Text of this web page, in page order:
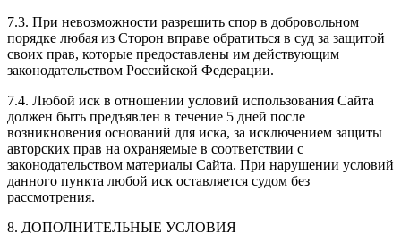
7.3. При невозможности разрешить спор в добровольном
порядке любая из Сторон вправе обратиться в суд за защитой
своих прав, которые предоставлены им действующим
законодательством Российской Федерации.
7.4. Любой иск в отношении условий использования Сайта
должен быть предъявлен в течение 5 дней после
возникновения оснований для иска, за исключением защиты
авторских прав на охраняемые в соответствии с
законодательством материалы Сайта. При нарушении условий
данного пункта любой иск оставляется судом без
рассмотрения.
8. ДОПОЛНИТЕЛЬНЫЕ УСЛОВИЯ